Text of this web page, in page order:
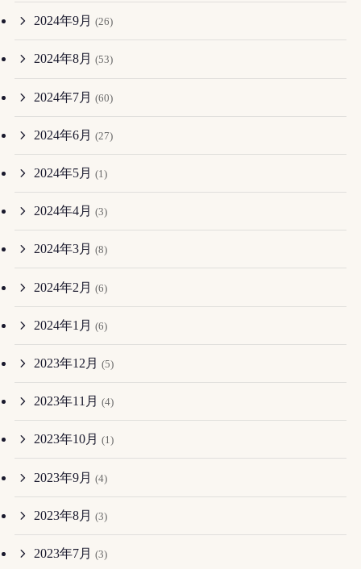
2024年9月 (26)
2024年8月 (53)
2024年7月 (60)
2024年6月 (27)
2024年5月 (1)
2024年4月 (3)
2024年3月 (8)
2024年2月 (6)
2024年1月 (6)
2023年12月 (5)
2023年11月 (4)
2023年10月 (1)
2023年9月 (4)
2023年8月 (3)
2023年7月 (3)